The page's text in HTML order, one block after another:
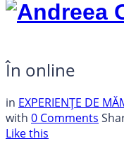
În online
in EXPERIENȚE DE
with 0 Comments
Like this